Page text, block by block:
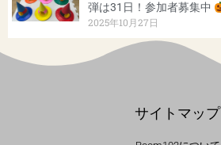
弾は31日！参加者募集中
2025年10月27日
サイトマップ